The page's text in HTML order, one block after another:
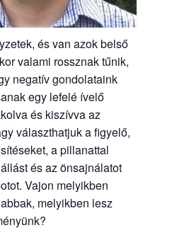
és van azok belső
valami rossznak tűnik,
negatív gondolataink
egy lefelé ívelő
és kiszívva az
választhatjuk a figyelő,
a pillanattal
és az önsajnálatot
Vajon melyikben
melyikben lesz